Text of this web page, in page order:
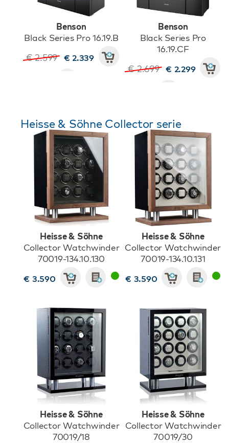
Benson
Black Series Pro 16.19.B
€ 2.599 € 2.339
Benson
Black Series Pro
16.19.CF
€ 2.699 € 2.299
Heisse & Söhne Collector serie
Heisse & Söhne
Collector Watchwinder
70019-134.10.130
€ 3.590
Heisse & Söhne
Collector Watchwinder
70019-134.10.131
€ 3.590
Heisse & Söhne
Collector Watchwinder
70019/18
Heisse & Söhne
Collector Watchwinder
70019/30